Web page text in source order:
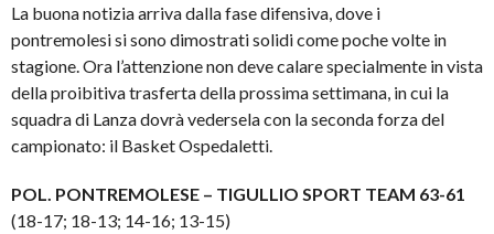
La buona notizia arriva dalla fase difensiva, dove i
pontremolesi si sono dimostrati solidi come poche volte in
stagione. Ora l’attenzione non deve calare specialmente in vista
della proibitiva trasferta della prossima settimana, in cui la
squadra di Lanza dovrà vedersela con la seconda forza del
campionato: il Basket Ospedaletti.
POL. PONTREMOLESE – TIGULLIO SPORT TEAM 63-61
(18-17; 18-13; 14-16; 13-15)